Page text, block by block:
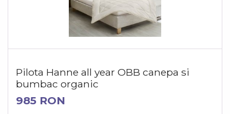
Pilota Hanne all year OBB canepa si
bumbac organic
985 RON